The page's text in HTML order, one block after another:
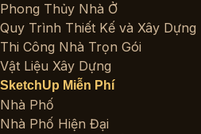
Phong Thủy Nhà Ở
Quy Trình Thiết Kế và Xây Dựng
Thi Công Nhà Trọn Gói
Vật Liệu Xây Dựng
SketchUp Miễn Phí
Nhà Phố
Nhà Phố Hiện Đại